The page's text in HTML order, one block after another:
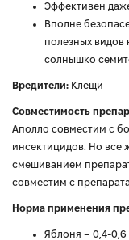
Эффективен
Вполне
полезных видов
солнышко
Вредители: Клещи
Совместимость
Аполло совместим с
инсектицидов. Но все
смешиванием
совместим с
Норма применения
Яблоня – 0,4-0,6